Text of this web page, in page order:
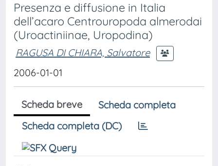
Presenza e diffusione in Italia
dell’acaro Centrouropoda almerodai
(Uroactiniinae, Uropodina)
RAGUSA DI CHIARA, Salvatore
2006-01-01
Scheda breve
Scheda completa
Scheda completa (DC)